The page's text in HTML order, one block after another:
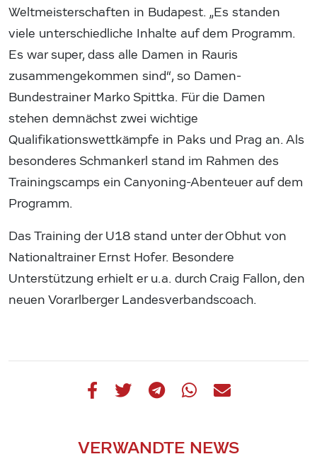
Weltmeisterschaften in Budapest. „Es standen
viele unterschiedliche Inhalte auf dem Programm.
Es war super, dass alle Damen in Rauris
zusammengekommen sind“, so Damen-
Bundestrainer Marko Spittka. Für die Damen
stehen demnächst zwei wichtige
Qualifikationswettkämpfe in Paks und Prag an. Als
besonderes Schmankerl stand im Rahmen des
Trainingscamps ein Canyoning-Abenteuer auf dem
Programm.
Das Training der U18 stand unter der Obhut von
Nationaltrainer Ernst Hofer. Besondere
Unterstützung erhielt er u.a. durch Craig Fallon, den
neuen Vorarlberger Landesverbandscoach.
VERWANDTE NEWS